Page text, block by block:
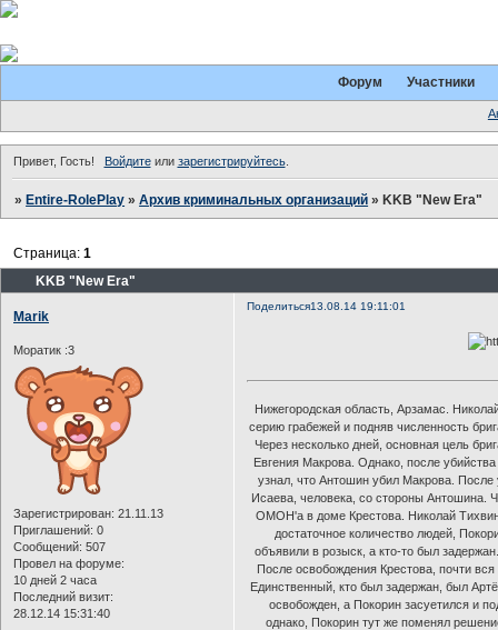
Форум Участники
Привет, Гость! Войдитеили зарегистрируйтесь.
»Entire-RolePlay »Архив криминальных организаций »KKB "New Era"
KKB "New Era"
Страница:1
Поделиться13.08.14 19:11:01
Marik
Моратик :3
Зарегистрирован: 21.11.13
Приглашений: 0
Сообщений: 507
Провел на форуме:
10 дней 2 часа
Последний визит:
28.12.14 15:31:40
Нижегородская область, Арзамас.
серию грабежей и подняв численность
Через несколько дней, основная цель
Евгения Макрова. Однако, после
узнал, что Антошин убил Макрова.
Исаева, человека, со стороны Антошина.
ОМОН'а в доме Крестова. Николай Тихвин
достаточное количество людей,
объявили в розыск, а кто-то был
После освобождения Крестова, почти
Единственный, кто был задержан, был
освобожден, а Покорин засуетился и
однако, Покорин тут же поменял